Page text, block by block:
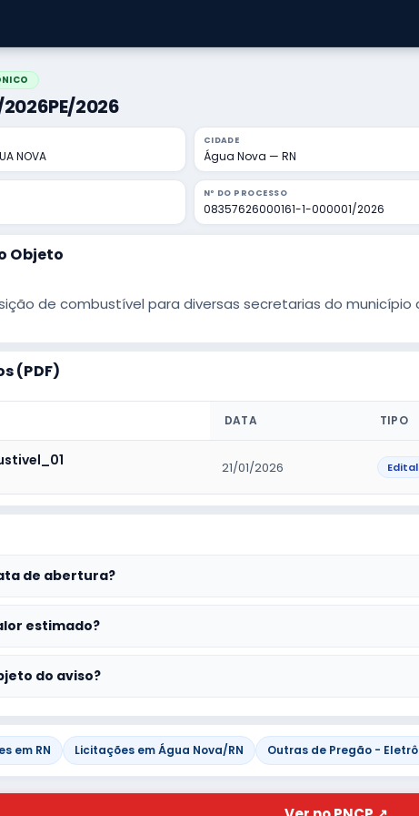
2026
NOVA
CIDADE
Água Nova — RN
Nº DO PROCESSO
08357626000161-1-000001/2026
Objeto
de combustível para diversas secretarias do município
(PDF)
DATA TIPO
21/01/2026 Edital
de abertura?
estimado?
do aviso?
em RN Licitações em Água Nova/RN Outras de Pregão -